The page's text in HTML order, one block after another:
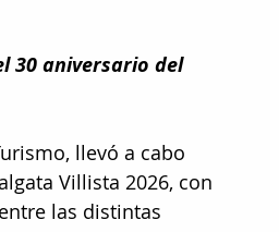
30 aniversario del
llevó a cabo
Villista 2026, con
las distintas